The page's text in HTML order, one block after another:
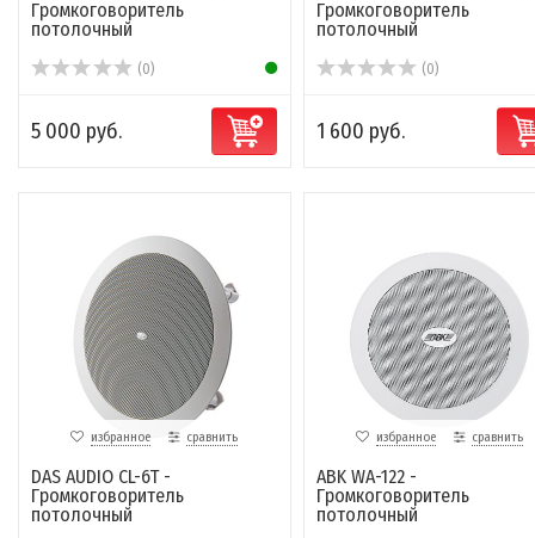
Громкоговоритель
потолочный
(0)
5 000 руб.
Громкоговоритель
потолочный
(0)
1 600 руб.
избранное сравнить
DAS AUDIO CL-6T -
Громкоговоритель
потолочный
избранное сравнить
ABK WA-122 -
Громкоговоритель
потолочный